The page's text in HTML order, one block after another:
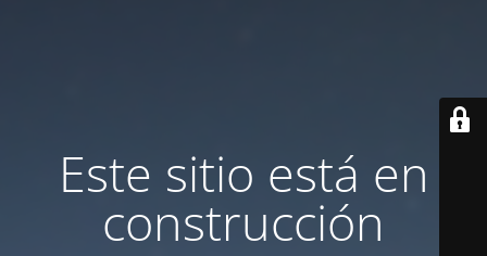
Este sitio está en
construcción